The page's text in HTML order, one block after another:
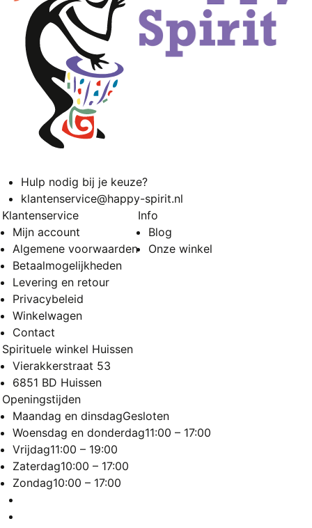
Hulp nodig bij je keuze?
klantenservice@happy-spirit.nl
Klantenservice
Mijn account
Algemene voorwaarden
Betaalmogelijkheden
Levering en retour
Privacybeleid
Winkelwagen
Contact
Info
Blog
Onze winkel
Spirituele winkel Huissen
Vierakkerstraat 53
6851 BD Huissen
Openingstijden
Maandag en dinsdagGesloten
Woensdag en donderdag11:00 – 17:00
Vrijdag11:00 – 19:00
Zaterdag10:00 – 17:00
Zondag10:00 – 17:00